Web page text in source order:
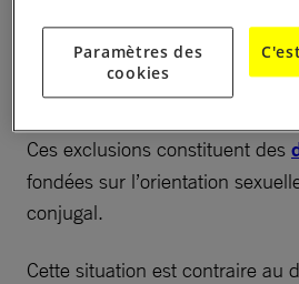
Ces personnes sont ainsi
fonder une famille, garanti par
international relatif aux droits
Ces exclusions constituent des
fondées sur l’orientation
conjugal.
Cette situation est contraire au
Paramètres des
cookies